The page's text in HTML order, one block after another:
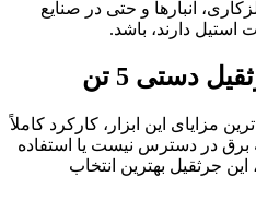
انبارها و حتی در صنایع
استیل دارند، باشد.
دستی 5 تن
مزایای این ابزار، کارکرد کاملاً
در دسترس نیست یا استفاده
جرثقیل بهترین انتخاب